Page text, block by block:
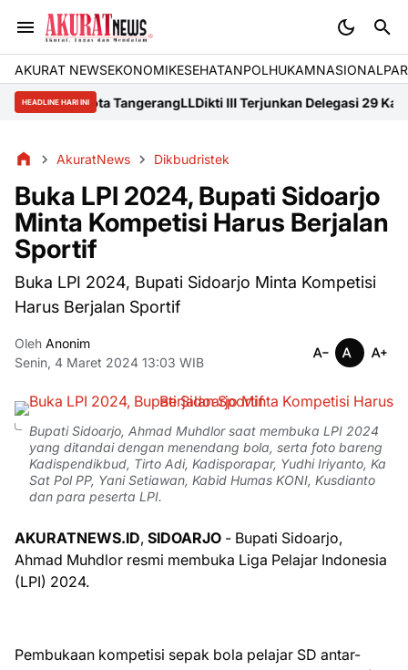
AKURAT NEWSEKONOMIKESEHATANPOLHUKAMNASIONAL
HEADLINE HARI INI
di Kota TangerangLLDikti III Terjunkan Delegasi 29 Kampus
AkuratNews Dikbudristek
Buka LPI 2024, Bupati Sidoarjo
Minta Kompetisi Harus Berjalan
Sportif
Buka LPI 2024, Bupati Sidoarjo Minta Kompetisi
Harus Berjalan Sportif
Oleh Anonim
Senin, 4 Maret 2024 13:03 WIB
Bupati Sidoarjo, Ahmad Muhdlor saat membuka LPI 2024
yang ditandai dengan menendang bola, serta foto bareng
Kadispendikbud, Tirto Adi, Kadisporapar, Yudhi Iriyanto, Ka
Sat Pol PP, Yani Setiawan, Kabid Humas KONI, Kusdianto
dan para peserta LPI.
AKURATNEWS.ID, SIDOARJO - Bupati Sidoarjo,
Ahmad Muhdlor resmi membuka Liga Pelajar Indonesia
(LPI) 2024.
Pembukaan kompetisi sepak bola pelajar SD antar-